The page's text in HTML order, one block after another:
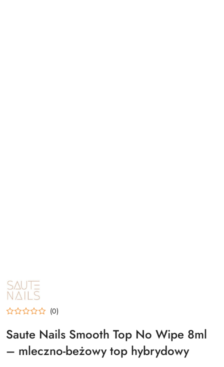
NAZWA
PRODUCENTA:
SAUTE
NAILS
(0)
Saute Nails Smooth Top No Wipe 8ml
– mleczno-beżowy top hybrydowy